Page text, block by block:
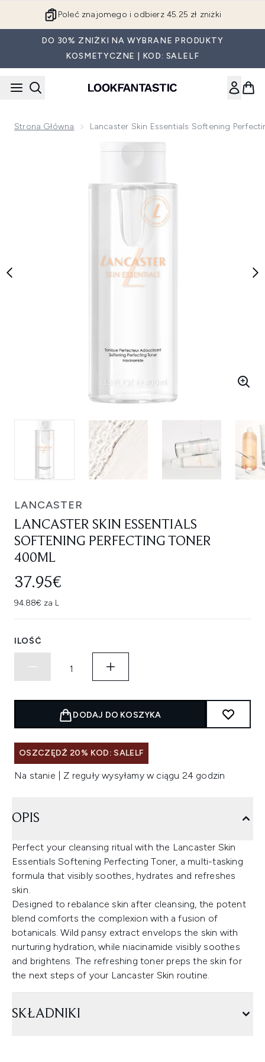
Poleć znajomego i odbierz 45.25 zł zniżki
DO 30% ZNIŻKI NA WYBRANE PRODUKTY
KOSMETYCZNE | KOD: SALELF
Strona Główna Lancaster Skin Essentials Softening
LANCASTER
LANCASTER SKIN ESSENTIALS
SOFTENING PERFECTING TONER
400ML
37.95€
94.88€ za L
ILOŚĆ
DODAJ DO KOSZYKA
OSZCZĘDŹ 20% KOD: SALELF
Na stanie | Z reguły wysyłamy w ciągu 24 godzin
OPIS
Perfect your cleansing ritual with the Lancaster Skin
Essentials Softening Perfecting Toner, a multi-tasking
formula that visibly soothes, hydrates and refreshes
skin.
Designed to rebalance skin after cleansing, the potent
blend comforts the complexion with a fusion of
botanicals. Wild pansy extract envelops the skin with
nurturing hydration, while niacinamide visibly soothes
and brightens. The refreshing toner preps the skin for
the next steps of your Lancaster Skin routine.
SKŁADNIKI